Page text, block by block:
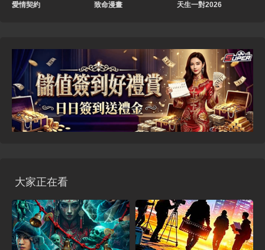
愛情契約 致命漫畫 天生一對2026
大家正在看